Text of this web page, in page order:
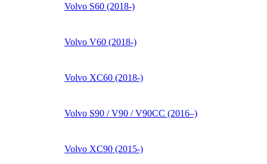
Volvo S60 (2018-)
Volvo V60 (2018-)
Volvo XC60 (2018-)
Volvo S90 / V90 / V90CC (2016–)
Volvo XC90 (2015-)